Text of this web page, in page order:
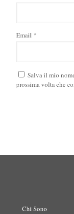
Email *
Salva il mio
prossima volta che
Chi Sono